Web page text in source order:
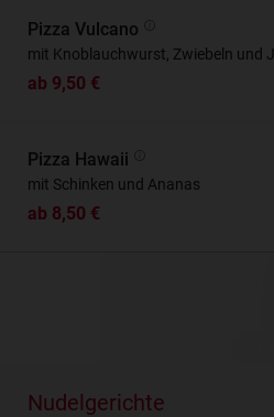
Pizza Vulcano
mit Knoblauchwurst, Zwiebeln und
ab 9,50 €
Pizza Hawaii
mit Schinken und Ananas
ab 8,50 €
Nudelgerichte